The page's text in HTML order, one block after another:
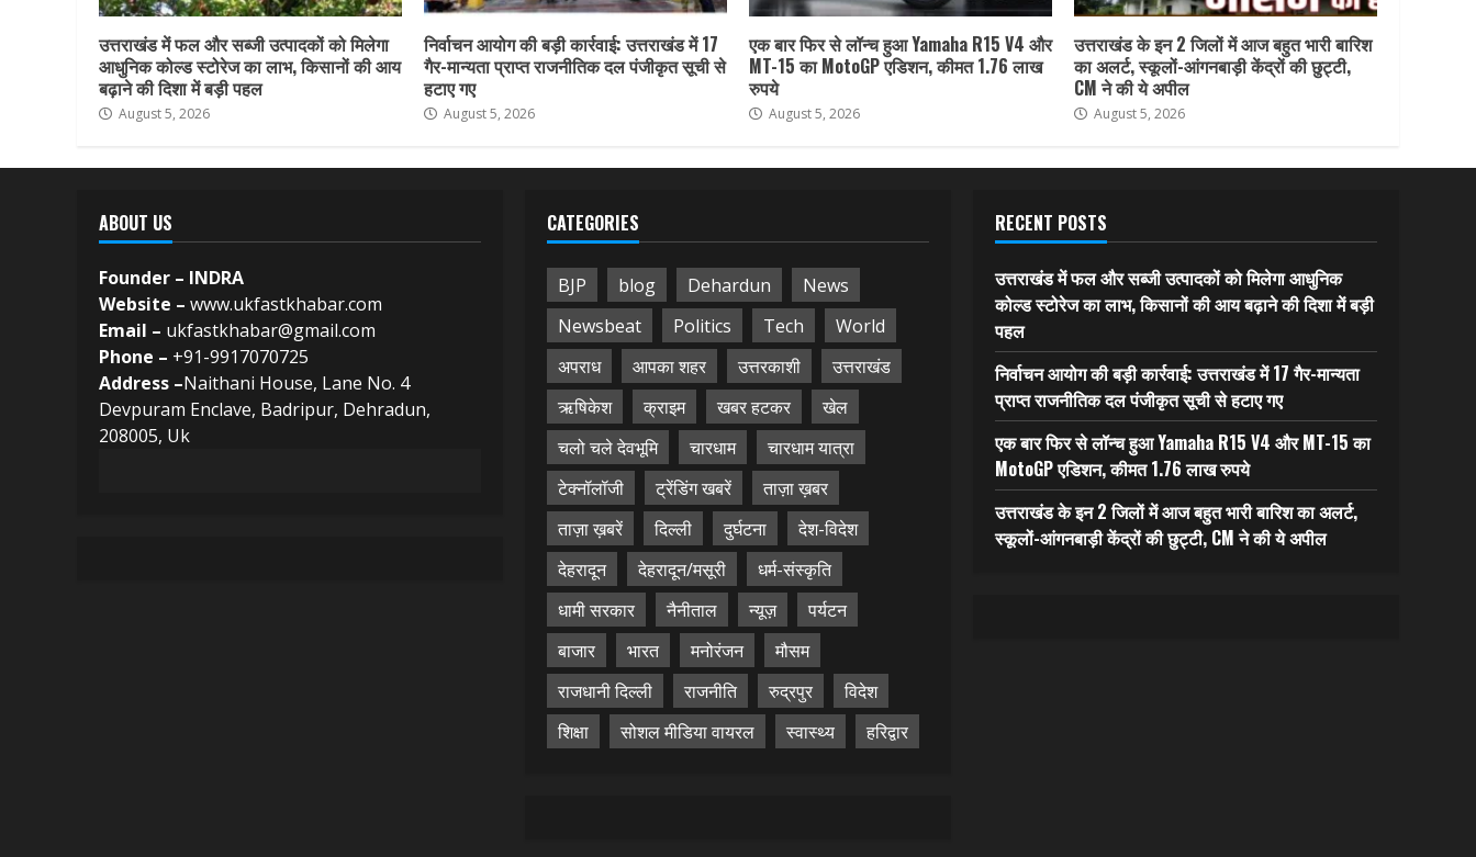
उत्तराखंड में फल और सब्जी उत्पादकों को मिलेगा
आधुनिक कोल्ड स्टोरेज का लाभ, किसानों की आय
बढ़ाने की दिशा में बड़ी पहल
August 5, 2026
निर्वाचन आयोग की बड़ी कार्रवाई: उत्तराखंड में 17
गैर-मान्यता प्राप्त राजनीतिक दल पंजीकृत सूची से
हटाए गए
August 5, 2026
एक बार फिर से लॉन्च हुआ Yamaha R15 V4 और
MT-15 का MotoGP एडिशन, कीमत 1.76 लाख
रुपये
August 5, 2026
उत्तराखंड के इन 2 जिलों में आज बहुत भारी बारिश
का अलर्ट, स्कूलों-आंगनबाड़ी केंद्रों की छुट्टी,
CM ने की ये अपील
August 5, 2026
ABOUT US
Founder – INDRA
Website – www.ukfastkhabar.com
Email – ukfastkhabar@gmail.com
Phone – +91-9917070725
Address –Naithani House, Lane No. 4
Devpuram Enclave, Badripur, Dehradun,
208005, Uk
CATEGORIES
BJP blog Dehardun
News
Newsbeat
Politics Tech
World
अपराध
आपका शहर उत्तरकाशी
उत्तराखंड
ऋषिकेश
क्राइम खबर हटकर
खेल
चलो चले देवभूमि
चारधाम
चारधाम यात्रा
टेक्नॉलॉजी
ट्रेंडिंग खबरें
ताज़ा ख़बर
ताज़ा ख़बरें
दिल्ली दुर्घटना
देश-विदेश
देहरादून
देहरादून/मसूरी
धर्म-संस्कृति
धामी सरकार
नैनीताल न्यूज़
पर्यटन
बाजार
भारत मनोरंजन
मौसम
राजधानी दिल्ली
राजनीति रुद्रपुर
विदेश
शिक्षा
सोशल मीडिया वायरल स्वास्थ्य हरिद्वार
RECENT POSTS
उत्तराखंड में फल और सब्जी उत्पादकों को मिलेगा आधुनिक
कोल्ड स्टोरेज का लाभ, किसानों की आय बढ़ाने की दिशा में बड़ी
पहल
निर्वाचन आयोग की बड़ी कार्रवाई: उत्तराखंड में 17 गैर-मान्यता
प्राप्त राजनीतिक दल पंजीकृत सूची से हटाए गए
एक बार फिर से लॉन्च हुआ Yamaha R15 V4 और MT-15 का
MotoGP एडिशन, कीमत 1.76 लाख रुपये
उत्तराखंड के इन 2 जिलों में आज बहुत भारी बारिश का अलर्ट,
स्कूलों-आंगनबाड़ी केंद्रों की छुट्टी, CM ने की ये अपील